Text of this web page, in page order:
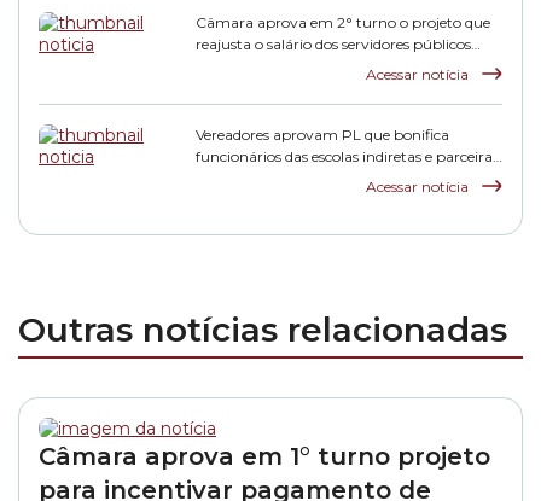
Câmara aprova em 2° turno o projeto que
reajusta o salário dos servidores públicos
Acessar notícia
Vereadores aprovam PL que bonifica
funcionários das escolas indiretas e parceiras
Acessar notícia
Outras notícias relacionadas
Câmara aprova em 1° turno projeto
para incentivar pagamento de